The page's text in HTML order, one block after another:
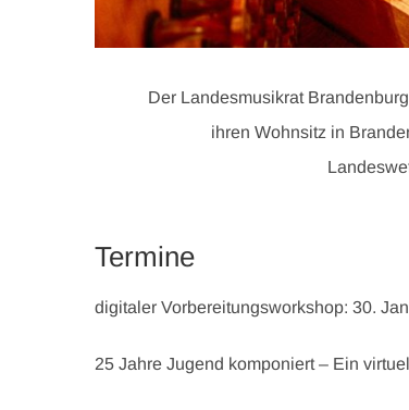
Der Landesmusikrat
ihren Wohnsitz in
Termine
digitaler Vorbereitungsworkshop: 30.
25 Jahre Jugend komponiert – Ein